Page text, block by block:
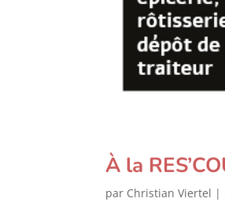
À la
par Christian Viertel |